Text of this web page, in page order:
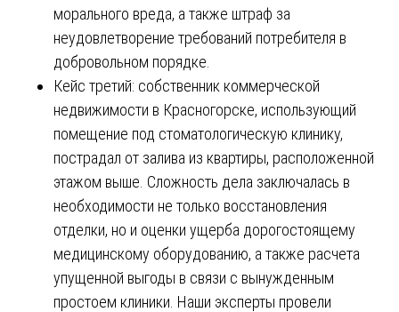
морального вреда, а также штраф за
неудовлетворение требований потребителя в
добровольном порядке.
Кейс третий: собственник коммерческой
недвижимости в Красногорске, использующий
помещение под стоматологическую клинику,
пострадал от залива из квартиры, расположенной
этажом выше. Сложность дела заключалась в
необходимости не только восстановления
отделки, но и оценки ущерба дорогостоящему
медицинскому оборудованию, а также расчета
упущенной выгоды в связи с вынужденным
простоем клиники. Наши эксперты провели